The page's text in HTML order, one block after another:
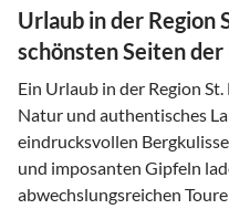
Urlaub in der Region
schönsten Seiten
Ein Urlaub in der Region
Natur und authentisches
eindrucksvollen
und imposanten Gipfeln
abwechslungsreichen